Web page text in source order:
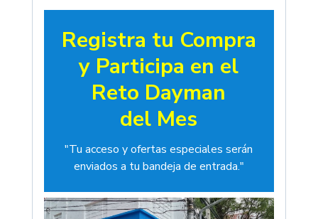
Registra tu Compra
y Participa en el
Reto Dayman
del Mes
"Tu acceso y ofertas especiales serán
enviados a tu bandeja de entrada."